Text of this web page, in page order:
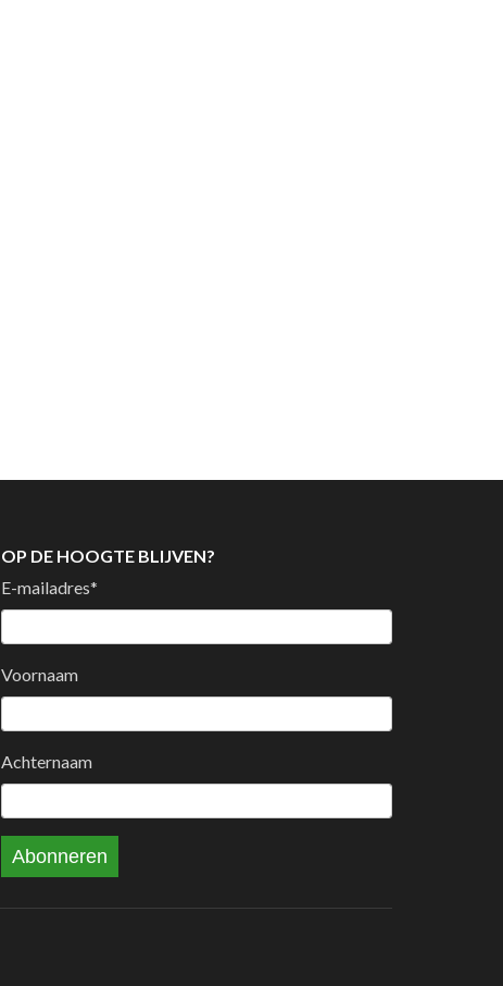
OP DE HOOGTE BLIJVEN?
E-mailadres*
Voornaam
Achternaam
Abonneren